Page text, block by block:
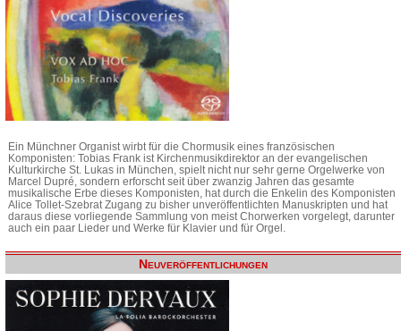
Ein Münchner Organist wirbt für die Chormusik eines französischen
Komponisten: Tobias Frank ist Kirchenmusikdirektor an der evangelischen
Kulturkirche St. Lukas in München, spielt nicht nur sehr gerne Orgelwerke von
Marcel Dupré, sondern erforscht seit über zwanzig Jahren das gesamte
musikalische Erbe dieses Komponisten, hat durch die Enkelin des Komponisten
Alice Tollet-Szebrat Zugang zu bisher unveröffentlichten Manuskripten und hat
daraus diese vorliegende Sammlung von meist Chorwerken vorgelegt, darunter
auch ein paar Lieder und Werke für Klavier und für Orgel.
Neuveröffentlichungen